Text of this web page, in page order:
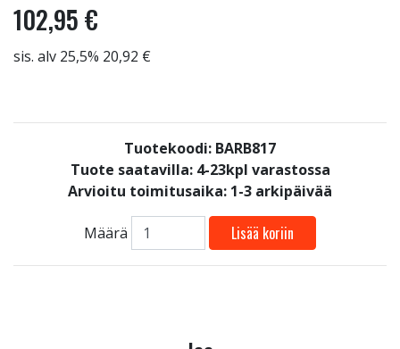
102,95 €
sis. alv 25,5% 20,92 €
Tuotekoodi: BARB817
Tuote saatavilla: 4-23kpl varastossa
Arvioitu toimitusaika: 1-3 arkipäivää
Määrä Lisää koriin